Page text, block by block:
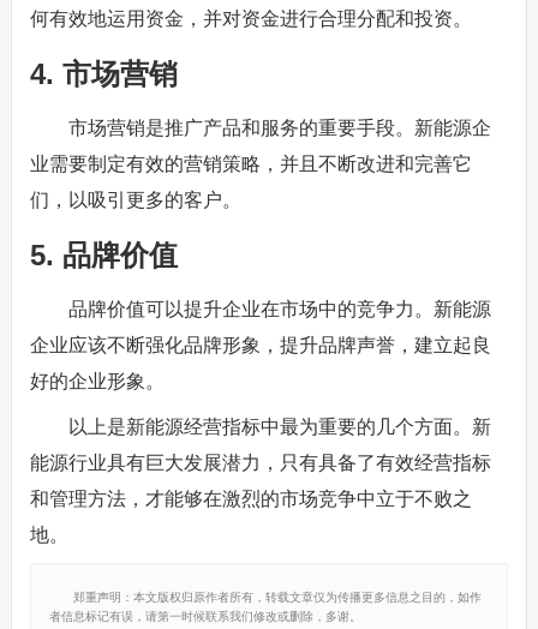
何有效地运用资金，并对资金进行合理分配和投资。
4. 市场营销
市场营销是推广产品和服务的重要手段。新能源企
业需要制定有效的营销策略，并且不断改进和完善它
们，以吸引更多的客户。
5. 品牌价值
品牌价值可以提升企业在市场中的竞争力。新能源
企业应该不断强化品牌形象，提升品牌声誉，建立起良
好的企业形象。
以上是新能源经营指标中最为重要的几个方面。新
能源行业具有巨大发展潜力，只有具备了有效经营指标
和管理方法，才能够在激烈的市场竞争中立于不败之
地。
郑重声明：本文版权归原作者所有，转载文章仅为传播更多信息之目的，如作
者信息标记有误，请第一时候联系我们修改或删除，多谢。